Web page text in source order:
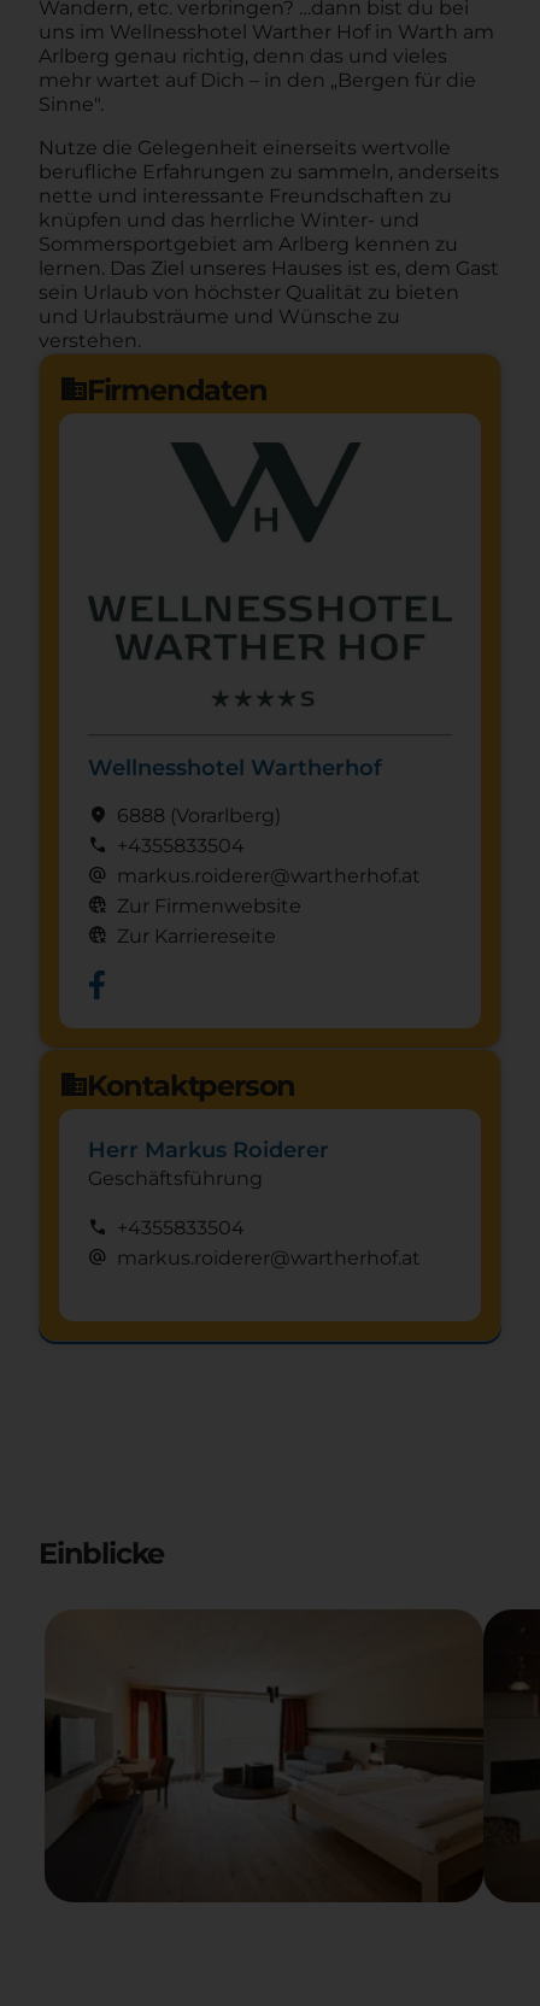
Wandern, etc. verbringen? …dann bist du bei
uns im Wellnesshotel Warther Hof in Warth am
Arlberg genau richtig, denn das und vieles
mehr wartet auf Dich – in den „Bergen für die
Sinne".
Nutze die Gelegenheit einerseits wertvolle
berufliche Erfahrungen zu sammeln, anderseits
nette und interessante Freundschaften zu
knüpfen und das herrliche Winter- und
Sommersportgebiet am Arlberg kennen zu
lernen. Das Ziel unseres Hauses ist es, dem Gast
sein Urlaub von höchster Qualität zu bieten
und Urlaubsträume und Wünsche zu
verstehen.
domainFirmendaten
Wellnesshotel Wartherhof
location_on 6888 (Vorarl­berg)
call +4355833504
alternate_email markus.roiderer@wartherhof.at
captive_portal Zur Firmenwebsite
captive_portal Zur Karriereseite
domainKontaktperson
Herr Markus Roiderer
Geschäftsführung
call +4355833504
alternate_email markus.roiderer@wartherhof.at
Einblicke